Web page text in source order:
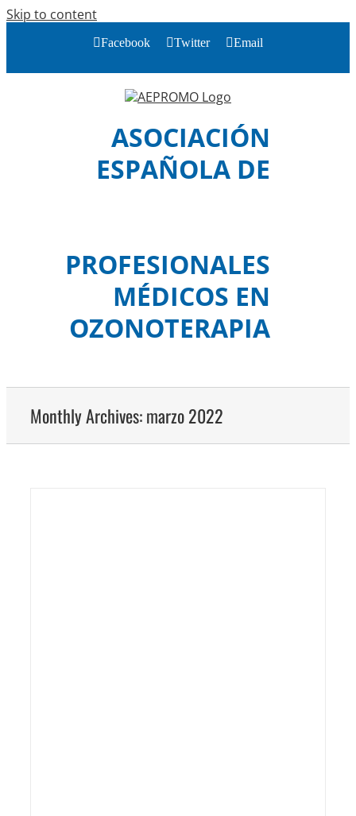
Skip to content
Facebook Twitter Email
ASOCIACIÓN
ESPAÑOLA DE
PROFESIONALES
MÉDICOS EN
OZONOTERAPIA
Monthly Archives:marzo 2022